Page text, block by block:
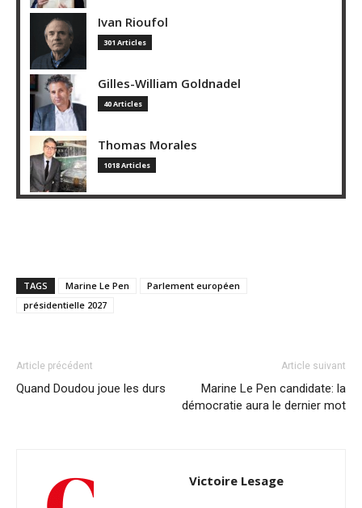
Ivan Rioufol
301 Articles
Gilles-William Goldnadel
40 Articles
Thomas Morales
1018 Articles
TAGS Marine Le Pen
Parlement européen
présidentielle 2027
Article précédent
Quand Doudou joue les durs
Article suivant
Marine Le Pen candidate: la
démocratie aura le dernier mot
Victoire Lesage